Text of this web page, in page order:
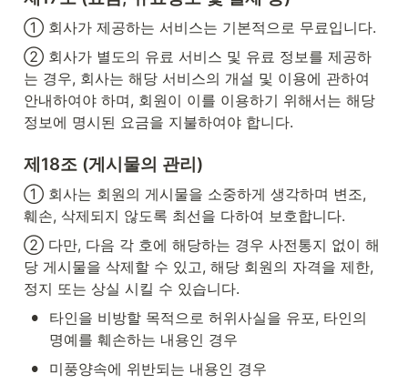
① 회사가 제공하는 서비스는 기본적으로 무료입니다.
② 회사가 별도의 유료 서비스 및 유료 정보를 제공하
는 경우, 회사는 해당 서비스의 개설 및 이용에 관하여
안내하여야 하며, 회원이 이를 이용하기 위해서는 해당
정보에 명시된 요금을 지불하여야 합니다.
제18조 (게시물의 관리)
① 회사는 회원의 게시물을 소중하게 생각하며 변조,
훼손, 삭제되지 않도록 최선을 다하여 보호합니다.
② 다만, 다음 각 호에 해당하는 경우 사전통지 없이 해
당 게시물을 삭제할 수 있고, 해당 회원의 자격을 제한,
정지 또는 상실 시킬 수 있습니다.
•
타인을 비방할 목적으로 허위사실을 유포, 타인의
명예를 훼손하는 내용인 경우
• 미풍양속에 위반되는 내용인 경우